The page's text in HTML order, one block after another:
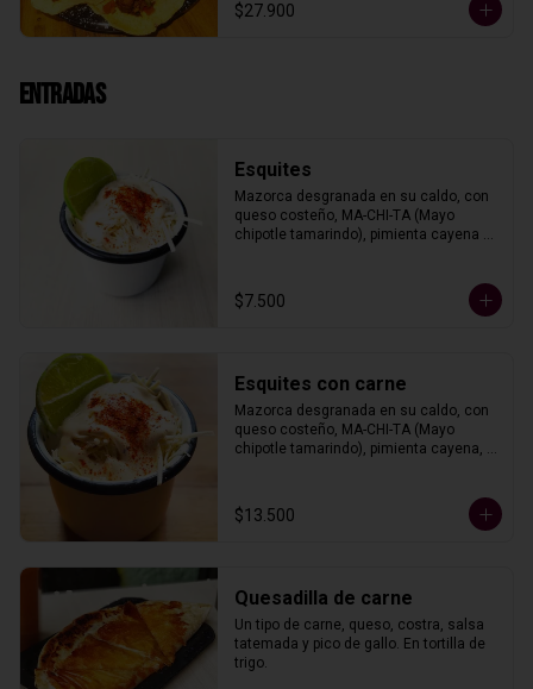
$27.900
Entradas
Esquites
Mazorca desgranada en su caldo, con
queso costeño, MA-CHI-TA (Mayo
chipotle tamarindo), pimienta cayena y
$7.500
Esquites con carne
Mazorca desgranada en su caldo, con
queso costeño, MA-CHI-TA (Mayo
chipotle tamarindo), pimienta cayena,
$13.500
Quesadilla de carne
Un tipo de carne, queso, costra, salsa
tatemada y pico de gallo. En tortilla de
trigo.